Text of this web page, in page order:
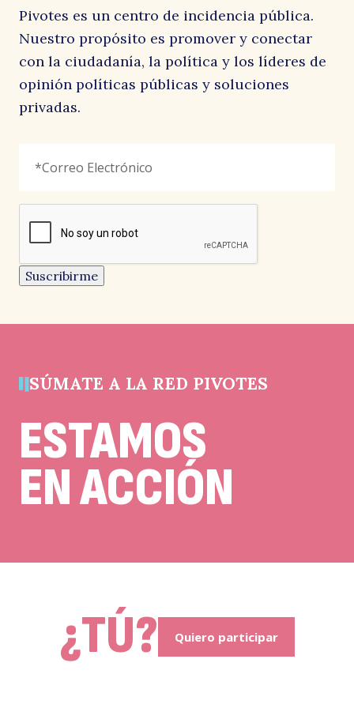
señala
campo
un
campo
de
debe
Electrónico *
reCAPTCHA
Suscribirme
Pivotes es un centro de incidencia pública.
Nuestro propósito es promover y conectar
con la ciudadanía, la política y los líderes de
opinión políticas públicas y soluciones
privadas.
SÚMATE A LA RED PIVOTES
ESTAMOS
EN ACCIÓN
¿TÚ? Quiero participar